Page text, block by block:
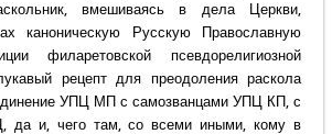
вмешиваясь в дела Церкви,
каноническую Русскую Православную
филаретовской псевдорелигиозной
рецепт для преодоления раскола
УПЦ МП с самозванцами УПЦ КП, с
да и, чего там, со всеми иными, кому в